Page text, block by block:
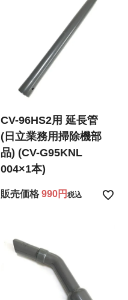
CV-96HS2用 延長管
(日立業務用掃除機部
品) (CV-G95KNL
004×1本)
販売価格 990 税込